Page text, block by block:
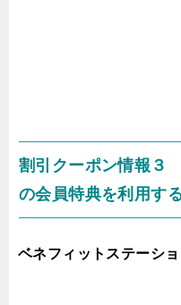
割引クーポン情報３
の会員特典を利用する
ベネフィットステーシ